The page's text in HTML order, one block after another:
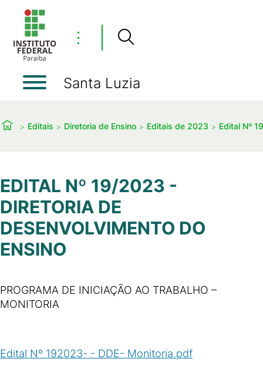
⋮
Santa Luzia
Editais Diretoria de Ensino Editais de 2023 Edital Nº
EDITAL Nº 19/2023 -
DIRETORIA DE
DESENVOLVIMENTO DO
ENSINO
PROGRAMA DE INICIAÇÃO AO TRABALHO –
MONITORIA
Edital Nº 192023- - DDE- Monitoria.pdf